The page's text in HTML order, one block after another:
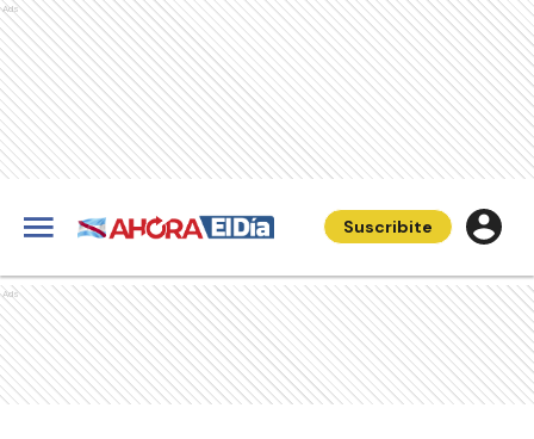
Ads
Suscribite
Ads